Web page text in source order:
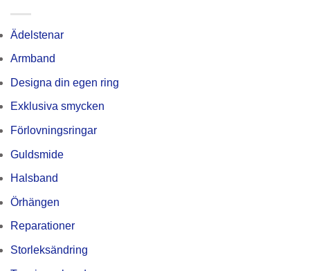
Ädelstenar
Armband
Designa din egen ring
Exklusiva smycken
Förlovningsringar
Guldsmide
Halsband
Örhängen
Reparationer
Storleksändring